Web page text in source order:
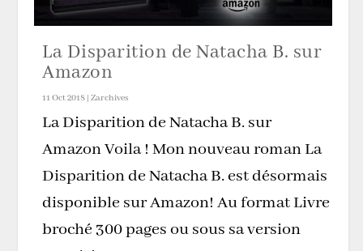
La Disparition de Natacha B. sur
Amazon
11 Oct 2018 |Zarchives
La Disparition de Natacha B. sur
Amazon Voila ! Mon nouveau roman La
Disparition de Natacha B. est désormais
disponible sur Amazon! Au format Livre
broché 300 pages ou sous sa version